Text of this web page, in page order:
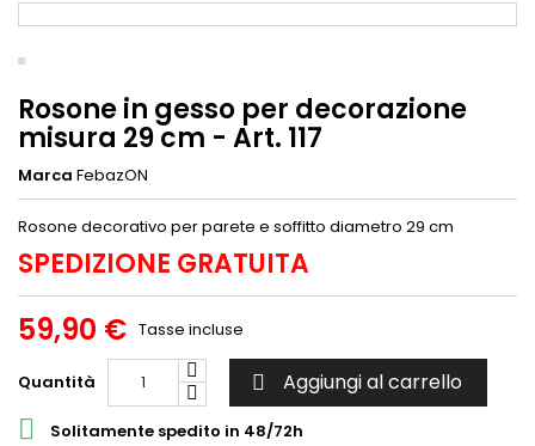
Rosone in gesso per decorazione
misura 29 cm - Art. 117
Marca FebazON
Rosone decorativo per parete e soffitto diametro 29 cm
SPEDIZIONE GRATUITA
59,90 € Tasse incluse
Quantità  Aggiungi al carrello
 Solitamente spedito in 48/72h